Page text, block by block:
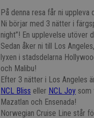
På denna resa får ni
Ni börjar med 3 nätter i
night”! En upplevelse utöver
Sedan åker ni till Los
lyxen i stadsdelarna
och Malibu!
Efter 3 nätter i Los Angeles
NCL Bliss eller NCL Joy som
Mazatlan och Ensenada!
Norwegian Cruise Line står